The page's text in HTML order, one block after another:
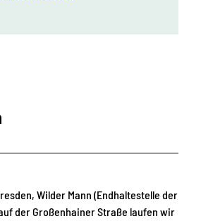
Wilder Mann (Endhaltestelle der
der Großenhainer Straße laufen wir